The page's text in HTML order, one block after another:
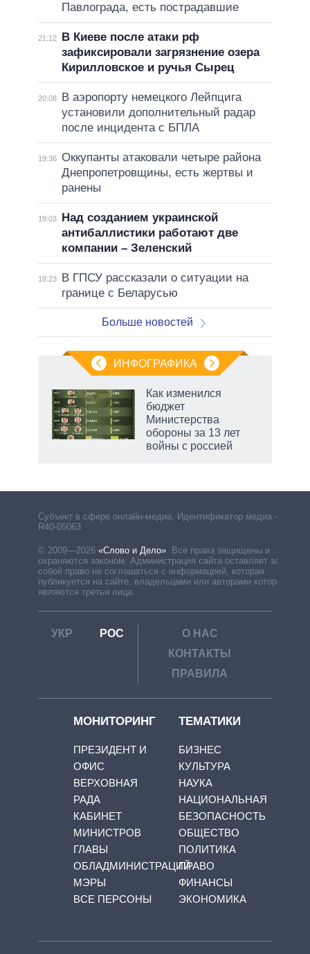
Павлограда, есть пострадавшие
21:12
В Киеве после атаки рф
зафиксировали загрязнение озера
Кирилловское и ручья Сырец
20:08
В аэропорту немецкого Лейпцига
установили дополнительный радар
после инцидента с БПЛА
19:36 Оккупанты атаковали четыре района
Днепропетровщины, есть жертвы и
ранены
19:03
Над созданием украинской
антибаллистики работают две
компании – Зеленский
18:23
В ГПСУ рассказали о ситуации на
границе с Беларусью
Больше новостей
ИНФОГРАФИКА
Как изменился
бюджет
Министерства
обороны за 13 лет
войны с россией
Субъект в сфере онлайн-медиа. Идентификатор медиа –
R40-05063
© 2009—2026 «Слово и Дело». Все права защищены и
охраняются законом. Администрация сайта оставляет за
собой право не соглашаться с информацией, которая
публикуется на сайте, владельцами или авторами которой
являются третьи лица.
УКР РОС
О НАС
КОНТАКТЫ
ПРАВИЛА
МОНИТОРИНГ
ПРЕЗИДЕНТ И
ОФИС
ВЕРХОВНАЯ
РАДА
КАБИНЕТ
МИНИСТРОВ
ГЛАВЫ
ОБЛАДМИНИСТРАЦИЙ
МЭРЫ
ВСЕ ПЕРСОНЫ
ТЕМАТИКИ
БИЗНЕС
КУЛЬТУРА
НАУКА
НАЦИОНАЛЬНАЯ
БЕЗОПАСНОСТЬ
ОБЩЕСТВО
ПОЛИТИКА
ПРАВО
ФИНАНСЫ
ЭКОНОМИКА